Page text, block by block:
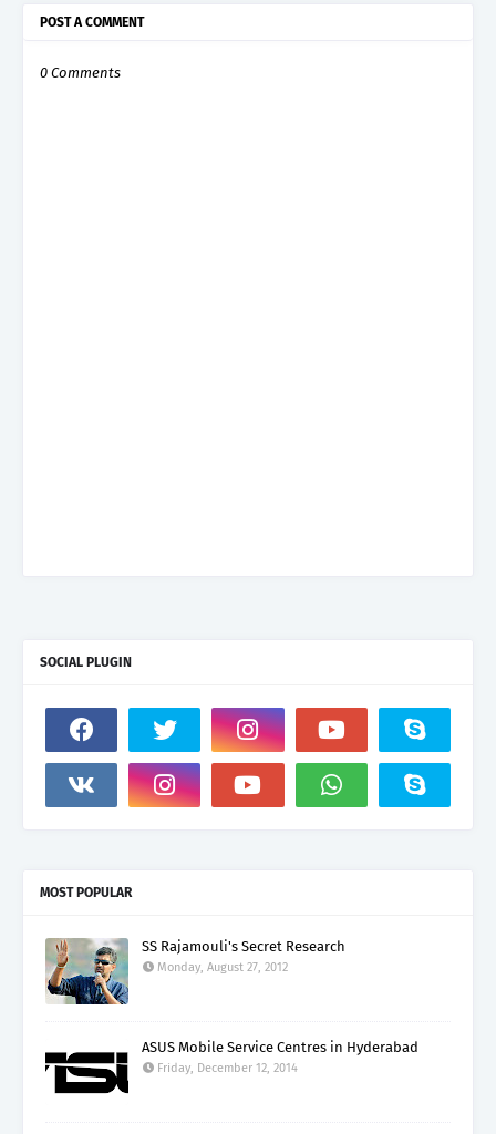
POST A COMMENT
0 Comments
SOCIAL PLUGIN
MOST POPULAR
SS Rajamouli's Secret Research
Monday, August 27, 2012
ASUS Mobile Service Centres in Hyderabad
Friday, December 12, 2014